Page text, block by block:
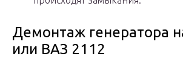
Демонтаж генератора
или ВАЗ 2112